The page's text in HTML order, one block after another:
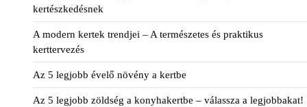
kertészkedésnek
A modern kertek trendjei – A természetes és praktikus
kerttervezés
Az 5 legjobb évelő növény a kertbe
Az 5 legjobb zöldség a konyhakertbe – válassza a legjobbakat!